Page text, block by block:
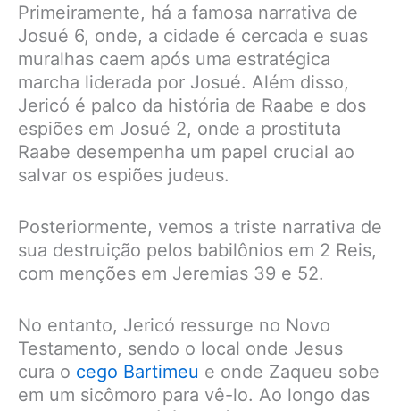
Primeiramente, há a famosa narrativa de
Josué 6, onde, a cidade é cercada e suas
muralhas caem após uma estratégica
marcha liderada por Josué. Além disso,
Jericó é palco da história de Raabe e dos
espiões em Josué 2, onde a prostituta
Raabe desempenha um papel crucial ao
salvar os espiões judeus.
Posteriormente, vemos a triste narrativa de
sua destruição pelos babilônios em 2 Reis,
com menções em Jeremias 39 e 52.
No entanto, Jericó ressurge no Novo
Testamento, sendo o local onde Jesus
cura o cego Bartimeu e onde Zaqueu sobe
em um sicômoro para vê-lo. Ao longo das